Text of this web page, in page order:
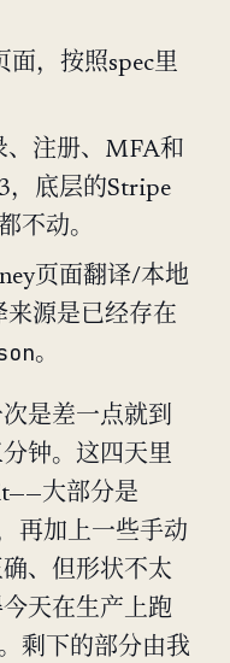
，按照spec里
、注册、MFA和
，底层的Stripe
不动。
页面翻译/本地
源是已经存在
。
是差一点就到
钟。这四天里
大部分是
再加上一些手动
、但形状不太
天在生产上跑
剩下的部分由我